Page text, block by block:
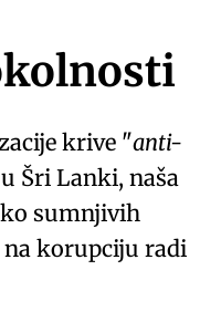
krive anti-
Šri Lanki, naša
sumnjivih
korupciju radi